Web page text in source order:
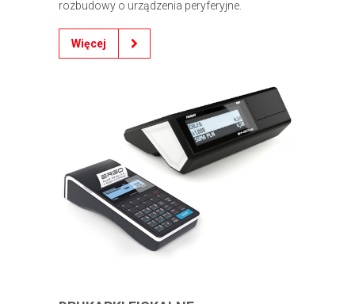
rozbudowy o urządzenia peryferyjne.
Więcej